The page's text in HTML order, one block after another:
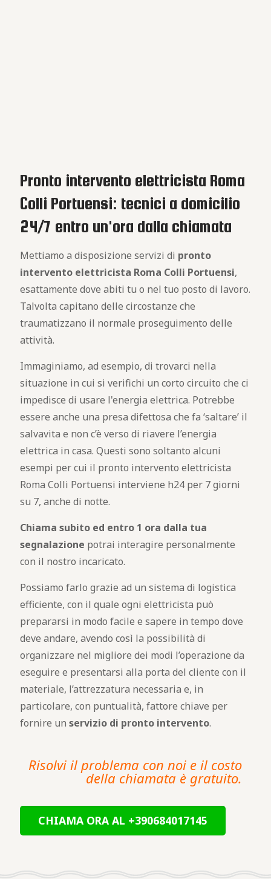
Pronto intervento elettricista Roma
Colli Portuensi: tecnici a domicilio
24/7 entro un'ora dalla chiamata
Mettiamo a disposizione servizi di pronto
intervento elettricista Roma Colli Portuensi,
esattamente dove abiti tu o nel tuo posto di lavoro.
Talvolta capitano delle circostanze che
traumatizzano il normale proseguimento delle
attività.
Immaginiamo, ad esempio, di trovarci nella
situazione in cui si verifichi un corto circuito che ci
impedisce di usare l'energia elettrica. Potrebbe
essere anche una presa difettosa che fa ‘saltare’ il
salvavita e non c’è verso di riavere l’energia
elettrica in casa. Questi sono soltanto alcuni
esempi per cui il pronto intervento elettricista
Roma Colli Portuensi interviene h24 per 7 giorni
su 7, anche di notte.
Chiama subito ed entro 1 ora dalla tua
segnalazione potrai interagire personalmente
con il nostro incaricato.
Possiamo farlo grazie ad un sistema di logistica
efficiente, con il quale ogni elettricista può
prepararsi in modo facile e sapere in tempo dove
deve andare, avendo così la possibilità di
organizzare nel migliore dei modi l’operazione da
eseguire e presentarsi alla porta del cliente con il
materiale, l’attrezzatura necessaria e, in
particolare, con puntualità, fattore chiave per
fornire un servizio di pronto intervento.
Risolvi il problema con noi e il costo
della chiamata è gratuito.
CHIAMA ORA AL +390684017145